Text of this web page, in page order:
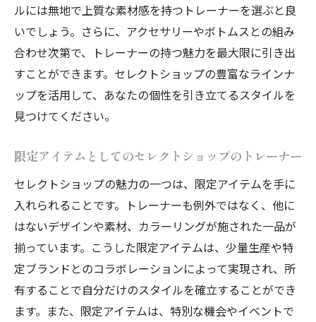
ルには無地で上質な素材感を持つトレーナーを選ぶと良
いでしょう。さらに、アクセサリーやボトムスとの組み
合わせ次第で、トレーナーの持つ魅力を最大限に引き出
すことができます。セレクトショップの豊富なラインナ
ップを活用して、あなたの個性を引き立てるスタイルを
見つけてください。
限定アイテムとしてのセレクトショップのトレーナー
セレクトショップの魅力の一つは、限定アイテムを手に
入れられることです。トレーナーも例外ではなく、他に
はないデザインや素材、カラーリングが施された一品が
揃っています。こうした限定アイテムは、少量生産や特
定ブランドとのコラボレーションによって実現され、所
有することで自分だけのスタイルを確立することができ
ます。また、限定アイテムは、特別な機会やイベントで